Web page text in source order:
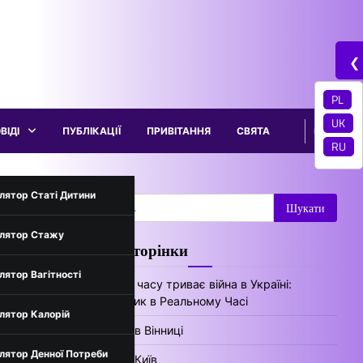
Статі Дитини
Стажу
Вагітності
Калорій
Денної Потреби
України
ПУБЛІКАЦІЇ ПРИВІТАННЯ СВЯТА
Пошук:
Цікаві сторінки
Скільки часу триває війна в Україні:
Лічильник в Реальному Часі
Погода в Вінниці
Погода Київ
❮
PL
UK
RU